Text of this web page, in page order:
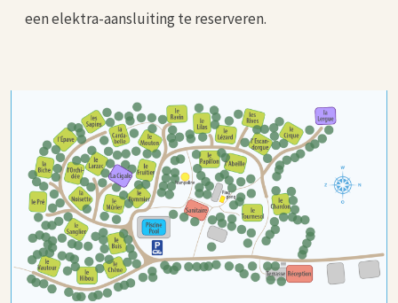
een elektra-aansluiting te reserveren.